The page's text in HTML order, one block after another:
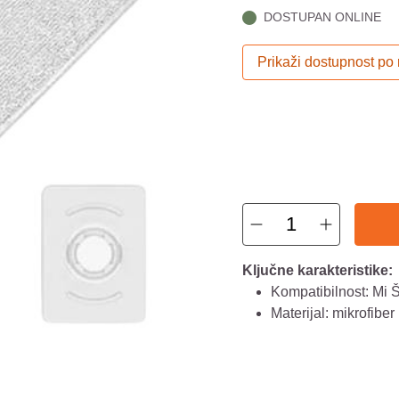
DOSTUPAN ONLINE
Prikaži dostupnost po
Ključne karakteristike:
Kompatibilnost: Mi
Materijal: mikrofiber